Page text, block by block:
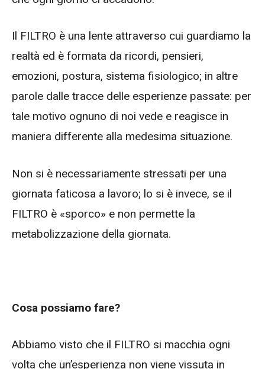
Il FILTRO è una lente attraverso cui guardiamo la
realtà ed è formata da ricordi, pensieri,
emozioni, postura, sistema fisiologico; in altre
parole dalle tracce delle esperienze passate: per
tale motivo ognuno di noi vede e reagisce in
maniera differente alla medesima situazione.
Non si è necessariamente stressati per una
giornata faticosa a lavoro; lo si è invece, se il
FILTRO è «sporco» e non permette la
metabolizzazione della giornata.
Cosa possiamo fare?
Abbiamo visto che il FILTRO si macchia ogni
volta che un’esperienza non viene vissuta in